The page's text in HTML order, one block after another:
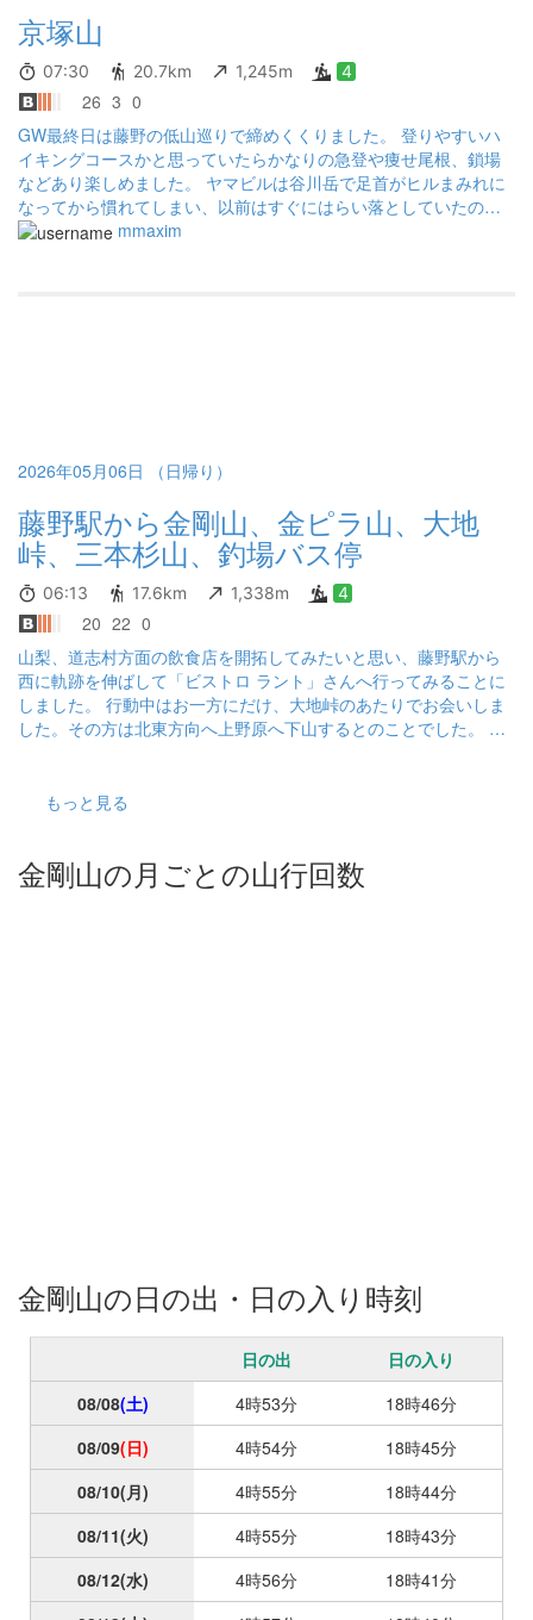
京塚山
07:30 20.7km 1,245m 4
26 3 0
GW最終日は藤野の低山巡りで締めくくりました。 登りやすいハ
イキングコースかと思っていたらかなりの急登や痩せ尾根、鎖場
などあり楽しめました。 ヤマビルは谷川岳で足首がヒルまみれに
なってから慣れてしまい、以前はすぐにはらい落としていたのが
今はゆっくりスプレーを出すくらい余裕になりました。 この季節
mmaxim
2026年05月06日 （日帰り）
藤野駅から金剛山、金ピラ山、大地
峠、三本杉山、釣場バス停
06:13 17.6km 1,338m 4
20 22 0
山梨、道志村方面の飲食店を開拓してみたいと思い、藤野駅から
西に軌跡を伸ばして「ビストロ ラント」さんへ行ってみることに
しました。 行動中はお一方にだけ、大地峠のあたりでお会いしま
した。その方は北東方向へ上野原へ下山するとのことでした。 計
ョンルートの緊張でけっこう疲れたので、ちょうどバスの時刻も
もっと見る
金剛山の月ごとの山行回数
金剛山の日の出・日の入り時刻
日の出
日の入り
08/08(土) 4時53分
18時46分
08/09(日) 4時54分
18時45分
08/10(月) 4時55分
18時44分
08/11(火) 4時55分
18時43分
08/12(水) 4時56分
18時41分